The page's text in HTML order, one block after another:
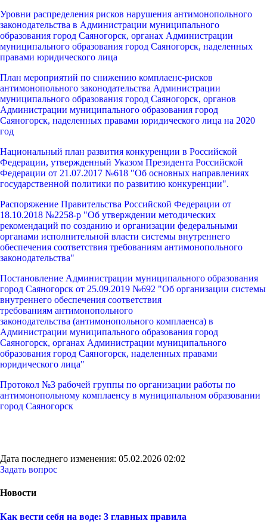
Уровни распределения рисков нарушения антимонопольного
законодательства в Администрации муниципального
образования город Саяногорск, органах Администрации
муниципального образования город Саяногорск, наделенных
правами юридического лица
План мероприятий по снижению комплаенс-рисков
антимонопольного законодательства Администрации
муниципального образования город Саяногорск, органов
Администрации муниципального образования город
Саяногорск, наделенных правами юридического лица на 2020
год
Национальный план развития конкуренции в Российской
Федерации, утвержденный Указом Президента Российской
Федерации от 21.07.2017 №618 "Об основных направлениях
государственной политики по развитию конкуренции".
Распоряжение Правительства Российской Федерации от
18.10.2018 №2258-р "Об утверждении методических
рекомендаций по созданию и организации федеральными
органами исполнительной власти системы внутреннего
обеспечения соответствия требованиям антимонопольного
законодательства"
Постановление Администрации муниципального образования
город Саяногорск от 25.09.2019 №692 "Об организации системы
внутреннего обеспечения соответствия
требованиям антимонопольного
законодательства (антимонопольного комплаенса) в
Администрации муниципального образования город
Саяногорск, органах Администрации муниципального
образования город Саяногорск, наделенных правами
юридического лица"
Протокол №3 рабочей группы по организации работы по
антимонопольному комплаенсу в муниципальном образовании
город Саяногорск
Дата последнего изменения: 05.02.2026 02:02
Задать вопрос
Новости
Как вести себя на воде: 3 главных правила